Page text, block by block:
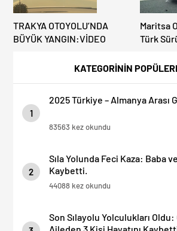
KATEGORİNİN
1
2025 Türkiye – Almanya Arası
83563 kez okundu
2
Sıla Yolunda Feci Kaza: Baba
Kaybetti.
44088 kez okundu
Son Sılayolu Yolculukları
TRAKYA OTOYOLU’NDA
BÜYÜK YANGIN:VİDEO
Maritsa
Türk